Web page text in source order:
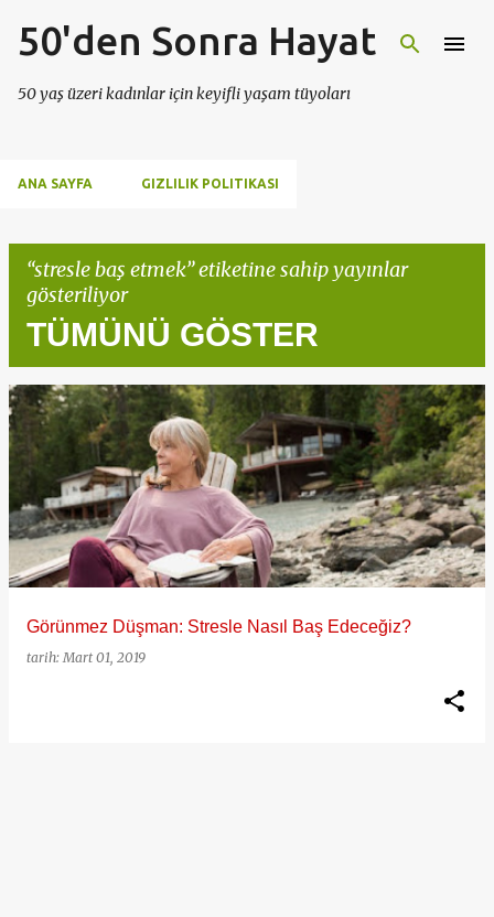
Ana içeriğe atla
50'den Sonra Hayat
50 yaş üzeri kadınlar için keyifli yaşam tüyoları
ANA SAYFA GIZLILIK POLITIKASI
stresle baş etmek etiketine sahip yayınlar
gösteriliyor
TÜMÜNÜ GÖSTER
K
a
y
t
Görünmez Düşman: Stresle Nasıl Baş Edeceğiz?
tarih:Mart 01, 2019